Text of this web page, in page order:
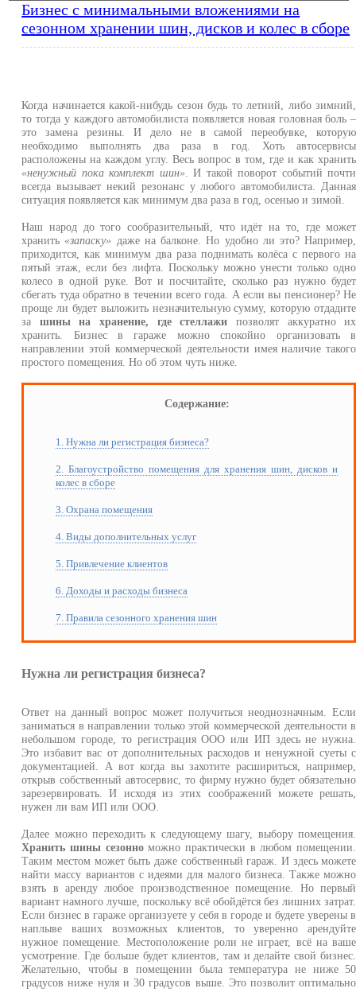
Бизнес с минимальными вложениями на
сезонном хранении шин, дисков и колес в сборе
Когда начинается какой-нибудь сезон будь то летний, либо зимний,
то тогда у каждого автомобилиста появляется новая головная боль –
это замена резины. И дело не в самой переобувке, которую
необходимо выполнять два раза в год. Хоть автосервисы
расположены на каждом углу. Весь вопрос в том, где и как хранить
«ненужный пока комплект шин». И такой поворот событий почти
всегда вызывает некий резонанс у любого автомобилиста. Данная
ситуация появляется как минимум два раза в год, осенью и зимой.
Наш народ до того сообразительный, что идёт на то, где может
хранить «запаску» даже на балконе. Но удобно ли это? Например,
приходится, как минимум два раза поднимать колёса с первого на
пятый этаж, если без лифта. Поскольку можно унести только одно
колесо в одной руке. Вот и посчитайте, сколько раз нужно будет
сбегать туда обратно в течении всего года. А если вы пенсионер? Не
проще ли будет выложить незначительную сумму, которую отдадите
за шины на хранение, где стеллажи позволят аккуратно их
хранить. Бизнес в гараже можно спокойно организовать в
направлении этой коммерческой деятельности имея наличие такого
простого помещения. Но об этом чуть ниже.
Содержание:
1. Нужна ли регистрация бизнеса?
2. Благоустройство помещения для хранения шин, дисков и
колес в сборе
3. Охрана помещения
4. Виды дополнительных услуг
5. Привлечение клиентов
6. Доходы и расходы бизнеса
7. Правила сезонного хранения шин
Нужна ли регистрация бизнеса?
Ответ на данный вопрос может получиться неоднозначным. Если
заниматься в направлении только этой коммерческой деятельности в
небольшом городе, то регистрация ООО или ИП здесь не нужна.
Это избавит вас от дополнительных расходов и ненужной суеты с
документацией. А вот когда вы захотите расшириться, например,
открыв собственный автосервис, то фирму нужно будет обязательно
зарезервировать. И исходя из этих соображений можете решать,
нужен ли вам ИП или ООО.
Далее можно переходить к следующему шагу, выбору помещения.
Хранить шины сезонноможно практически в любом помещении.
Таким местом может быть даже собственный гараж. И здесь можете
найти массу вариантов с идеями для малого бизнеса. Также можно
взять в аренду любое производственное помещение. Но первый
вариант намного лучше, поскольку всё обойдётся без лишних затрат.
Если бизнес в гараже организуете у себя в городе и будете уверены в
наплыве ваших возможных клиентов, то уверенно арендуйте
нужное помещение. Местоположение роли не играет, всё на ваше
усмотрение. Где больше будет клиентов, там и делайте свой бизнес.
Желательно, чтобы в помещении была температура не ниже 50
градусов ниже нуля и 30 градусов выше. Это позволит оптимально